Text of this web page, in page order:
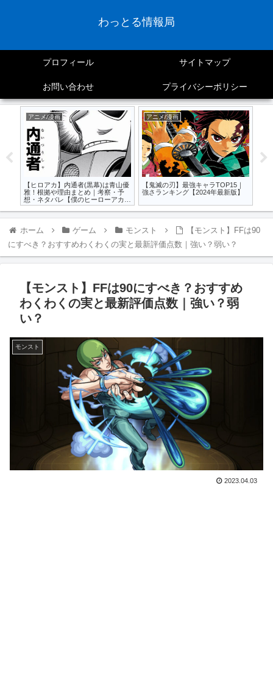
わっとる情報局
プロフィール サイトマップ
お問い合わせ プライバシーポリシー
アニメ/漫画
【ヒロアカ】内通者(黒幕)は青山優
雅！根拠や理由まとめ｜考察・予
想・ネタバレ【僕のヒーローアカデ
ミア】
アニメ/漫画
【鬼滅の刃】最強キャラTOP15｜
強さランキング【2024年最新版】
ホーム ゲーム モンスト
【モンスト】FFは90
にすべき？おすすめわくわくの実と最新評価点数｜強い？弱い？
【モンスト】FFは90にすべき？おすすめ
わくわくの実と最新評価点数｜強い？弱
い？
モンスト
2023.04.03